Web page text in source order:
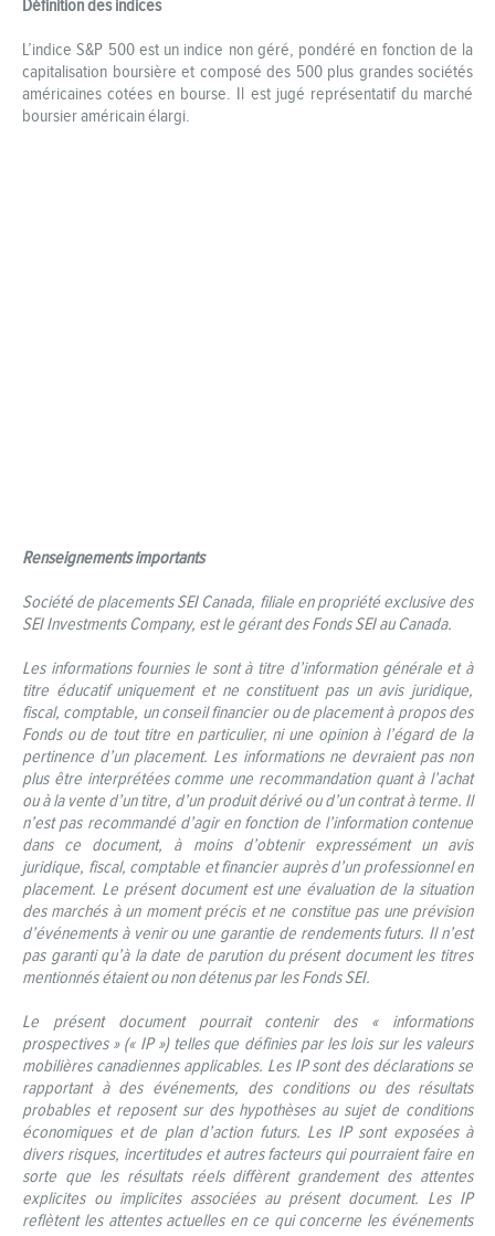
Définition des indices
L’indice S&P 500 est un indice non géré, pondéré en fonction de la
capitalisation boursière et composé des 500 plus grandes sociétés
américaines cotées en bourse. Il est jugé représentatif du marché
boursier américain élargi.
Renseignements importants
Société de placements SEI Canada, filiale en propriété exclusive des
SEI Investments Company, est le gérant des Fonds SEI au Canada.
Les informations fournies le sont à titre d’information générale et à
titre éducatif uniquement et ne constituent pas un avis juridique,
fiscal, comptable, un conseil financier ou de placement à propos des
Fonds ou de tout titre en particulier, ni une opinion à l’égard de la
pertinence d’un placement. Les informations ne devraient pas non
plus être interprétées comme une recommandation quant à l’achat
ou à la vente d’un titre, d’un produit dérivé ou d’un contrat à terme. Il
n’est pas recommandé d’agir en fonction de l’information contenue
dans ce document, à moins d’obtenir expressément un avis
juridique, fiscal, comptable et financier auprès d’un professionnel en
placement. Le présent document est une évaluation de la situation
des marchés à un moment précis et ne constitue pas une prévision
d’événements à venir ou une garantie de rendements futurs. Il n’est
pas garanti qu’à la date de parution du présent document les titres
mentionnés étaient ou non détenus par les Fonds SEI.
Le présent document pourrait contenir des « informations
prospectives » (« IP ») telles que définies par les lois sur les valeurs
mobilières canadiennes applicables. Les IP sont des déclarations se
rapportant à des événements, des conditions ou des résultats
probables et reposent sur des hypothèses au sujet de conditions
économiques et de plan d’action futurs. Les IP sont exposées à
divers risques, incertitudes et autres facteurs qui pourraient faire en
sorte que les résultats réels diffèrent grandement des attentes
explicites ou implicites associées au présent document. Les IP
reflètent les attentes actuelles en ce qui concerne les événements